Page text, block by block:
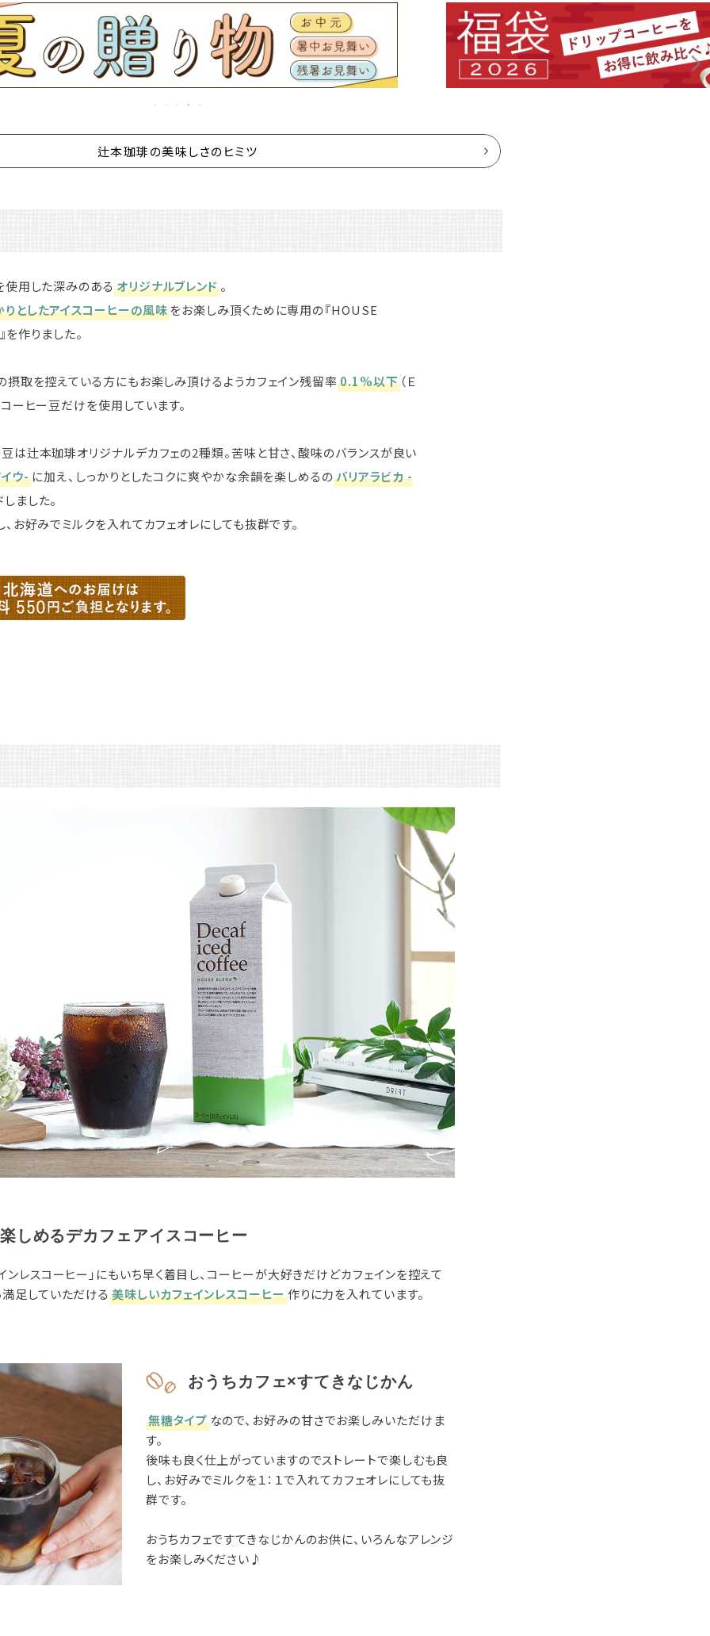
辻本珈琲の美味しさのヒミツ
使用した深みのある オリジナルブレンド。
りとしたアイスコーヒーの風味をお楽しみ頂くために専用の『HOUSE
作りました。
摂取を控えている方にもお楽しみ頂けるようカフェイン残留率0.1%以下 （Ｅ
ーヒー豆だけを使用しています。
は辻本珈琲オリジナルデカフェの2種類。苦味と甘さ、酸味のバランスが良い
ウ- に加え、しっかりとしたコクに爽やかな余韻を楽しめるの バリアラビカ -
ました。
お好みでミルクを入れてカフェオレにしても抜群です。
しめるデカフェアイスコーヒー
ンレスコーヒー」にもいち早く着目し、コーヒーが大好きだけどカフェインを控えて
足していただける美味しいカフェインレスコーヒー作りに力を入れています。
おうちカフェ×すてきなじかん
無糖タイプなので、お好みの甘さでお楽しみいただけま
す。
後味も良く仕上がっていますのでストレートで楽しむも良
し、お好みでミルクを１：１で入れてカフェオレにしても抜
群です。
おうちカフェですてきなじかんのお供に、いろんなアレンジ
をお楽しみください♪